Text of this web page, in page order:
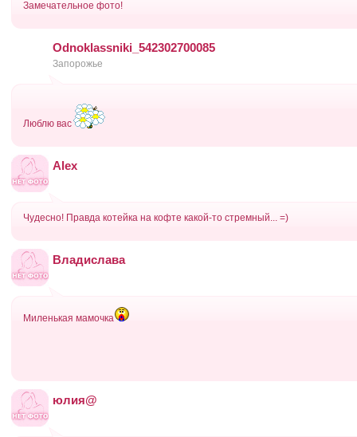
Замечательное фото!
Odnoklassniki_542302700085
Запорожье
Люблю вас
Alex
Чудесно! Правда котейка на кофте какой-то стремный... =)
Владислава
Миленькая мамочка
юлия@